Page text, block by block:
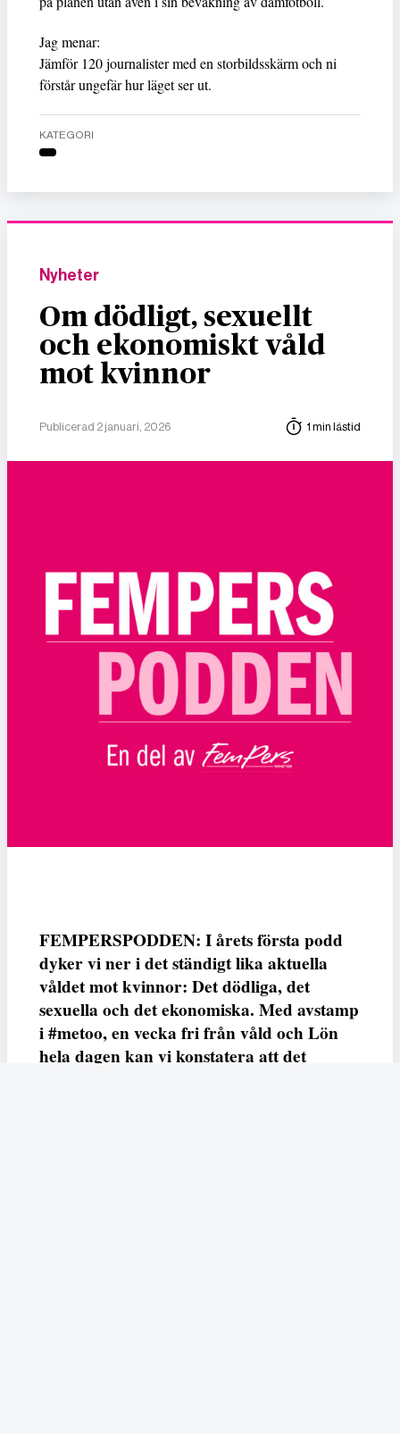
Jag menar:
Jämför 120 journalister med en storbildsskärm och ni
förstår ungefär hur läget ser ut.
KATEGORI
Nyheter
Om dödligt, sexuellt
och ekonomiskt våld
mot kvinnor
Publicerad 2 januari, 2026 1 min lästid
FEMPERSPODDEN: I årets första podd
dyker vi ner i det ständigt lika aktuella
våldet mot kvinnor: Det dödliga, det
sexuella och det ekonomiska. Med avstamp
i #metoo, en vecka fri från våld och Lön
hela dagen kan vi konstatera att det